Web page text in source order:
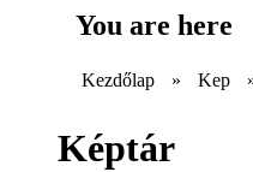
You are here
Kezdőlap » Kep
Képtár